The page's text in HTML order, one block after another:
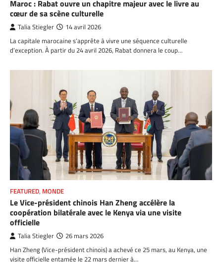
Maroc : Rabat ouvre un chapitre majeur avec le livre au
cœur de sa scène culturelle
Talia Stiegler 14 avril 2026
La capitale marocaine s’apprête à vivre une séquence culturelle
d’exception. À partir du 24 avril 2026, Rabat donnera le coup…
FEATURED, MONDE
Le Vice-président chinois Han Zheng accélère la
coopération bilatérale avec le Kenya via une visite
officielle
Talia Stiegler 26 mars 2026
Han Zheng (Vice-président chinois) a achevé ce 25 mars, au Kenya, une
visite officielle entamée le 22 mars dernier à…